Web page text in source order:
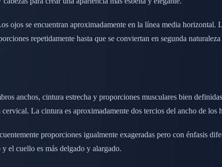
ojos se encuentran aproximadamente en la línea media
repetidamente hasta que se conviertan en segunda naturaleza
anchos, cintura estrecha y proporciones musculares bien
La cintura es aproximadamente dos tercios del ancho de los
proporciones igualmente exageradas pero con énfasis
el cuello es más delgado y alargado.